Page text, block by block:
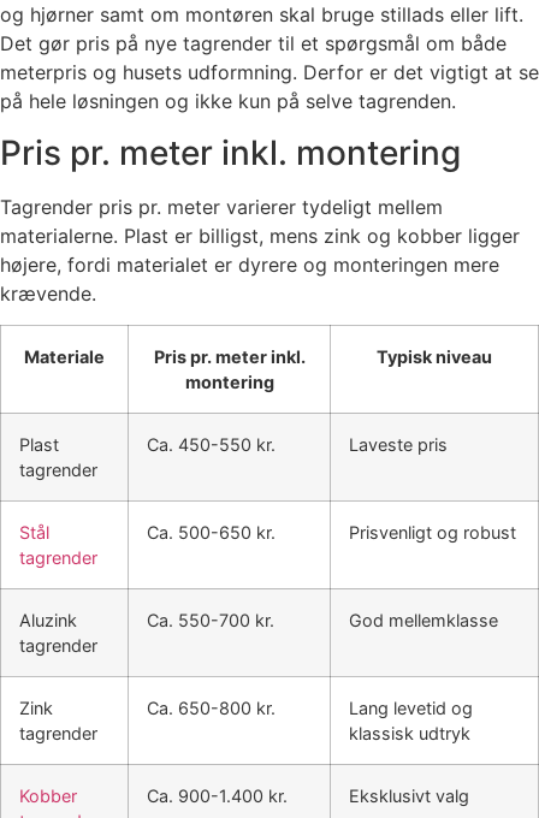
og hjørner samt om montøren skal bruge stillads eller lift.
Det gør pris på nye tagrender til et spørgsmål om både
meterpris og husets udformning. Derfor er det vigtigt at se
på hele løsningen og ikke kun på selve tagrenden.
Pris pr. meter inkl. montering
Tagrender pris pr. meter varierer tydeligt mellem
materialerne. Plast er billigst, mens zink og kobber ligger
højere, fordi materialet er dyrere og monteringen mere
krævende.
Materiale
Pris pr. meter inkl.
montering
Typisk niveau
Plast
tagrender
Ca. 450-550 kr. Laveste pris
Stål
tagrender
Ca. 500-650 kr. Prisvenligt og robust
Aluzink
tagrender
Ca. 550-700 kr. God mellemklasse
Zink
tagrender
Ca. 650-800 kr.
Lang levetid og
klassisk udtryk
Kobber
Ca. 900-1.400 kr. Eksklusivt valg